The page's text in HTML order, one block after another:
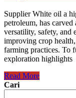
Supplier White oil a
petroleum, has
versatility, safety, and
improving crop
farming practices. To
exploration highlights
Read More
Cari